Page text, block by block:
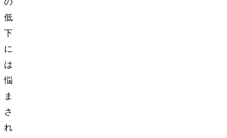
の
低
下
に
は
悩
ま
さ
れ